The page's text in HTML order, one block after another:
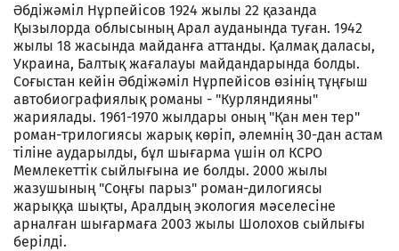
Әбдіжәміл Нұрпейісов 1924 жылы 22 қазанда
Қызылорда облысының Арал ауданында туған. 1942
жылы 18 жасында майданға аттанды. Қалмақ даласы,
Украина, Балтық жағалауы майдандарында болды.
Соғыстан кейін Әбдіжәміл Нұрпейісов өзінің тұңғыш
автобиографиялық романы - "Курляндияны"
жариялады. 1961-1970 жылдары оның "Қан мен тер"
роман-трилогиясы жарық көріп, әлемнің 30-дан астам
тіліне аударылды, бұл шығарма үшін ол КСРО
Мемлекеттік сыйлығына ие болды. 2000 жылы
жазушының "Соңғы парыз" роман-дилогиясы
жарыққа шықты, Аралдың экология мәселесіне
арналған шығармаға 2003 жылы Шолохов сыйлығы
берілді.